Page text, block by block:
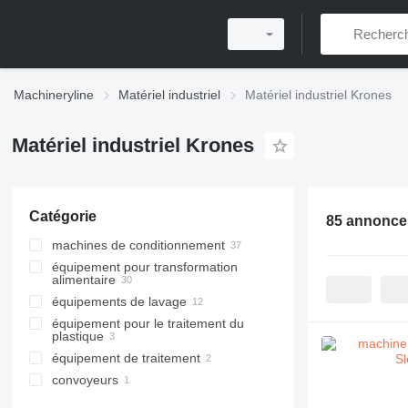
Machineryline Matériel industriel Matériel industriel Krones
Matériel industriel Krones
Catégorie
machines de conditionnement
machines à étiqueter
lignes d'embouteillage
machines de pesage et
d'emballage
machines d'emballage horizontal
palettiseurs
capsuleuses
équipement pour transformation
alimentaire
équipement pour boissons
lignes d'embouteillage
rinceuses
remplisseuses de canettes
autre équipement pour boissons
équipements de lavage
rinceuses
lave-caisses
équipement pour le traitement du
plastique
machines de moulage par
équipement de traitement
lignes de remplissage de liquides
convoyeurs
85